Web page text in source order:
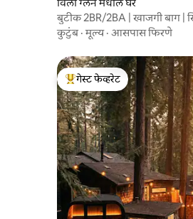
बुटीक 2BR/2BA | खाजगी बाग |
कुटुंब·मूल्य· आसपास फिरणे
टॉप गेस्ट फेव्हरेट
गेस्ट फेव्हरेट